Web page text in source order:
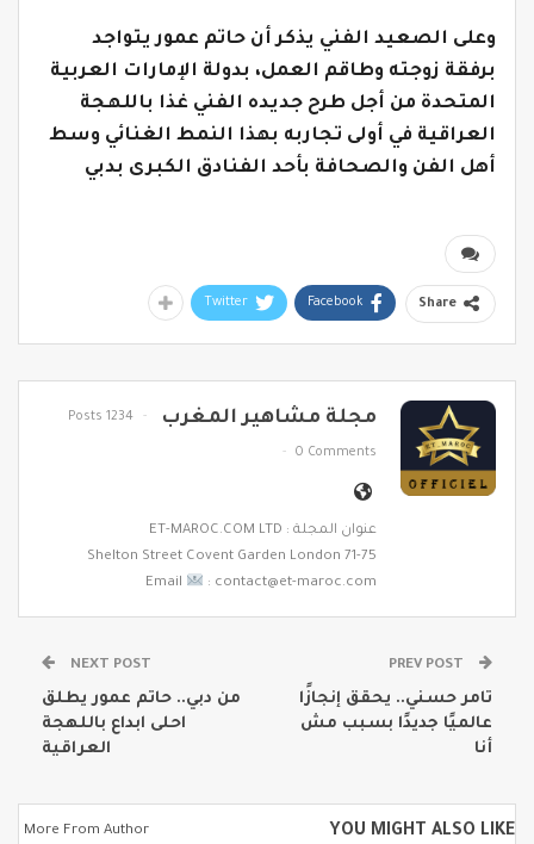
وعلى الصعيد الفني يذكر أن حاتم عمور يتواجد
برفقة زوجته وطاقم العمل، بدولة الإمارات العربية
المتحدة من أجل طرح جديده الفني غذا باللهجة
العراقية في أولى تجاربه بهذا النمط الغنائي وسط
أهل الفن والصحافة بأحد الفنادق الكبرى بدبي
Share
Facebook
Twitter
مجلة مشاهير المغرب 1234 Posts
0 Comments
عنوان المجلة : ET-MAROC.COM LTD
71-75 Shelton Street Covent Garden London
Email
: contact@et-maroc.com
تامر حسني.. يحقق إنجازًا
عالميًا جديدًا بسبب مش
أنا
NEXT POST
من دبي.. حاتم عمور يطلق
احلى ابداع باللهجة
العراقية
YOU MIGHT ALSO LIKE
More From Author